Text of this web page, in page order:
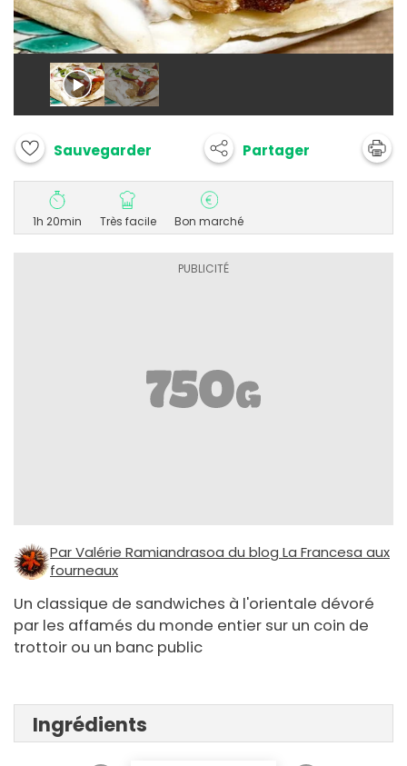
Sauvegarder Partager
1h 20min Très facile Bon marché
Par Valérie Ramiandrasoa du blog La Francesa aux
fourneaux
Un classique de sandwiches à l'orientale dévoré
par les affamés du monde entier sur un coin de
trottoir ou un banc public
Ingrédients